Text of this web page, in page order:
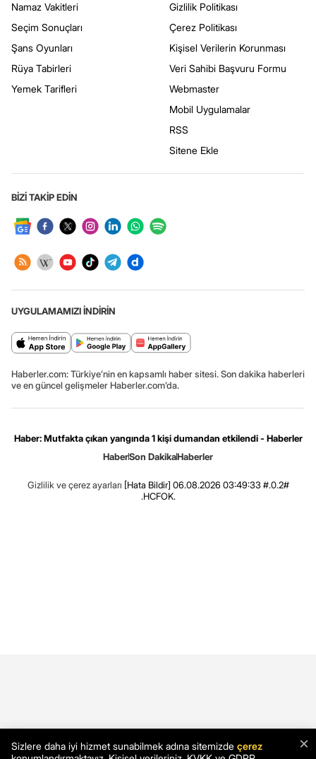
Namaz Vakitleri
Seçim Sonuçları
Şans Oyunları
Rüya Tabirleri
Yemek Tarifleri
Gizlilik Politikası
Çerez Politikası
Kişisel Verilerin Korunması
Veri Sahibi Başvuru Formu
Webmaster
Mobil Uygulamalar
RSS
Sitene Ekle
BİZİ TAKİP EDİN
UYGULAMAMIZI İNDİRİN
Haberler.com: Türkiye’nin en kapsamlı haber sitesi. Son dakika haberleri
ve en güncel gelişmeler Haberler.com’da.
Haber: Mutfakta çıkan yangında 1 kişi dumandan etkilendi - Haberler
HaberSon DakikaHaberler
Gizlilik ve çerez ayarları [Hata Bildir] 06.08.2026 03:49:33 #.0.2#
.HCFOK.
×
Sizlere daha iyi hizmet sunabilmek adına sitemizde çerez